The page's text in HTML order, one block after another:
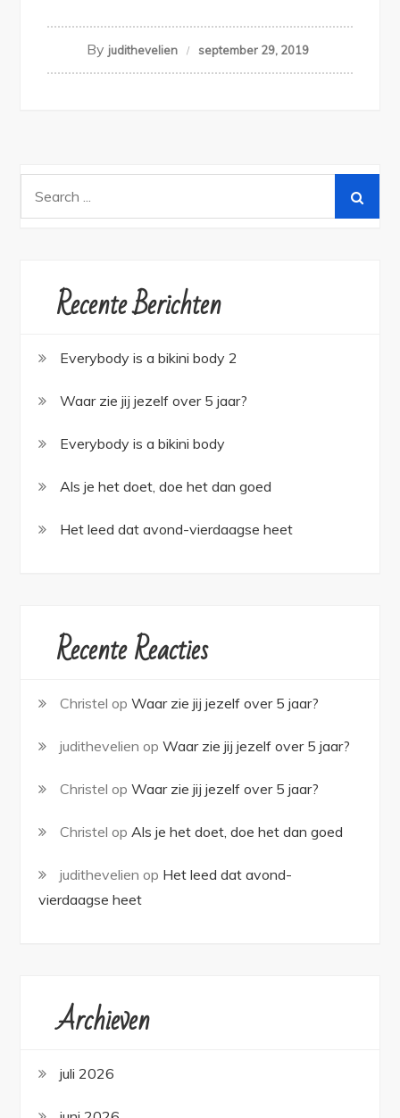
By judithevelien september 29, 2019
Recente Berichten
Everybody is a bikini body 2
Waar zie jij jezelf over 5 jaar?
Everybody is a bikini body
Als je het doet, doe het dan goed
Het leed dat avond-vierdaagse heet
Recente Reacties
Christel opWaar zie jij jezelf over 5 jaar?
judithevelien opWaar zie jij jezelf over 5 jaar?
Christel opWaar zie jij jezelf over 5 jaar?
Christel opAls je het doet, doe het dan goed
judithevelien op Het leed dat avond-
vierdaagse heet
Archieven
juli 2026